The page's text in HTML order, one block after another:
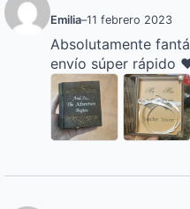
Emilia–11 febrero 2023
Absolutamente
envío súper rápido